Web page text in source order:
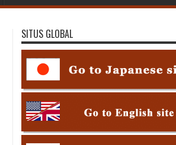
SITUS GLOBAL